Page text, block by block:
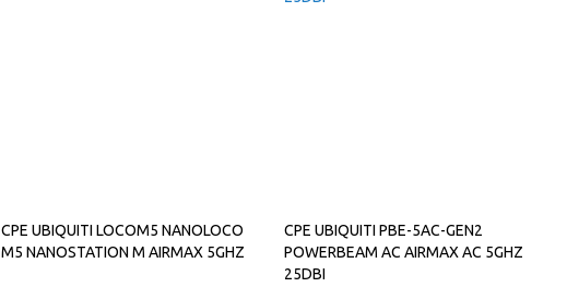
CPE UBIQUITI LOCOM5 NANOLOCO
M5 NANOSTATION M AIRMAX 5GHZ
CPE UBIQUITI PBE-5AC-GEN2
POWERBEAM AC AIRMAX AC 5GHZ
25DBI